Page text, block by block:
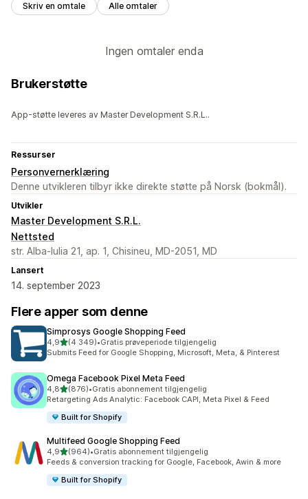
Skriv en omtale Alle omtaler
Ingen omtaler enda
Brukerstøtte
App-støtte leveres av Master Development S.R.L..
Ressurser
Personvernerklæring
Denne utvikleren tilbyr ikke direkte støtte på Norsk (bokmål).
Utvikler
Master Development S.R.L.
Nettsted
str. Alba-Iulia 21, ap. 1, Chisineu, MD-2051, MD
Lansert
14. september 2023
Flere apper som denne
Simprosys Google Shopping Feed
4,9av 5 stjerner
(4 349)
Totalt 4349 omtaler
•Gratis prøveperiode tilgjengelig
Submits Feed for Google Shopping, Microsoft, Meta, & Pinterest
Omega Facebook Pixel Meta Feed
4,8av 5 stjerner
(876)
Totalt 876 omtaler
•Gratis abonnement tilgjengelig
Retargeting Ads Analytic: Facebook CAPI, Meta Pixel & Feed
Built for Shopify
Multifeed Google Shopping Feed
4,9av 5 stjerner
(964)
Totalt 964 omtaler
•Gratis abonnement tilgjengelig
Feeds & conversion tracking for Google, Facebook, Awin & more
Built for Shopify